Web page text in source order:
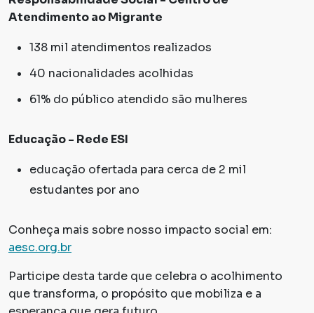
Atendimento ao Migrante
138 mil atendimentos realizados
40 nacionalidades acolhidas
61% do público atendido são mulheres
Educação - Rede ESI
educação ofertada para cerca de 2 mil
estudantes por ano
Conheça mais sobre nosso impacto social em:
aesc.org.br
Participe desta tarde que celebra o acolhimento
que transforma, o propósito que mobiliza e a